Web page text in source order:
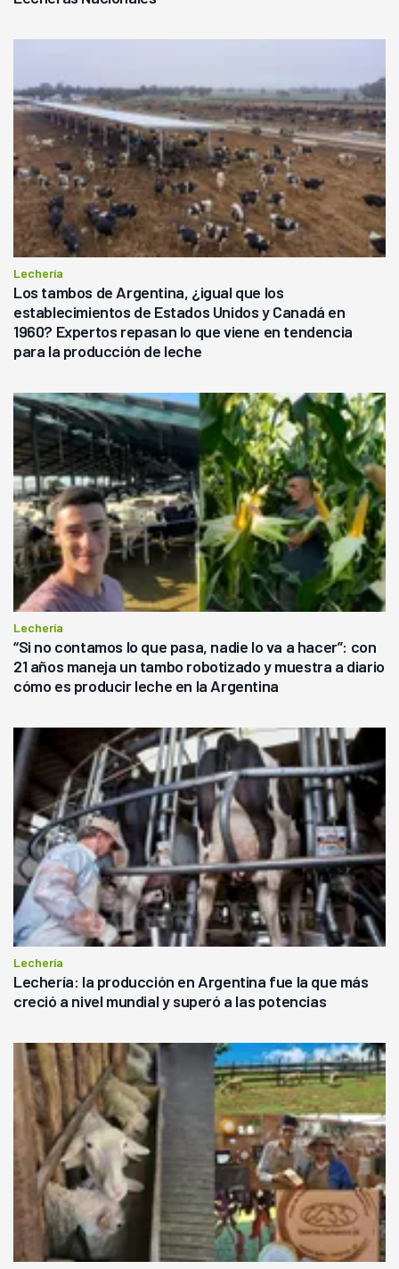
Lechería
Los tambos de Argentina, ¿igual que los
establecimientos de Estados Unidos y Canadá en
1960? Expertos repasan lo que viene en tendencia
para la producción de leche
Lechería
“Si no contamos lo que pasa, nadie lo va a hacer”: con
21 años maneja un tambo robotizado y muestra a diario
cómo es producir leche en la Argentina
Lechería
Lechería: la producción en Argentina fue la que más
creció a nivel mundial y superó a las potencias